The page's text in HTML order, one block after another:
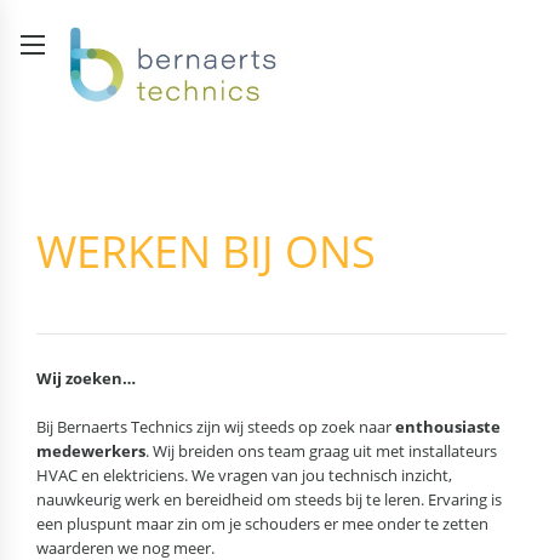
WERKEN BIJ ONS
Wij zoeken…
Bij Bernaerts Technics zijn wij steeds op zoek naarenthousiaste
medewerkers. Wij breiden ons team graag uit met installateurs
HVAC en elektriciens. We vragen van jou technisch inzicht,
nauwkeurig werk en bereidheid om steeds bij te leren. Ervaring is
een pluspunt maar zin om je schouders er mee onder te zetten
waarderen we nog meer.